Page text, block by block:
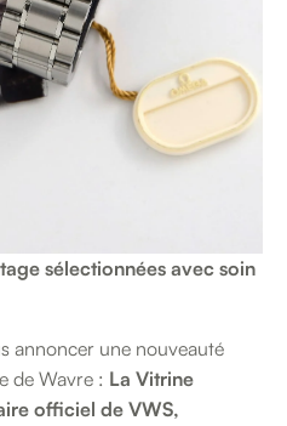
sélectionnées avec soin
annoncer une nouveauté
de Wavre : La Vitrine
officiel de VWS,